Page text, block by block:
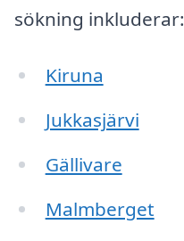
sökning inkluderar:
Kiruna
Jukkasjärvi
Gällivare
Malmberget